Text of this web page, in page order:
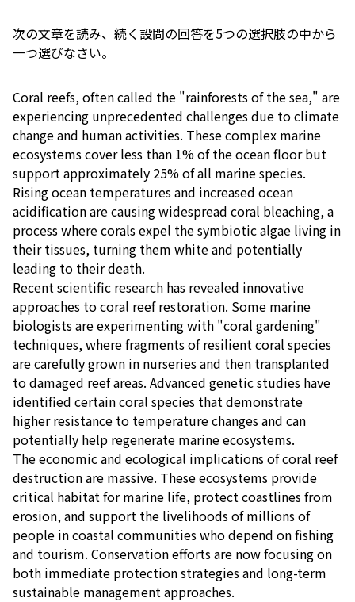
次の文章を読み、続く設問の回答を5つの選択肢の中から
一つ選びなさい。
Coral reefs, often called the "rainforests of the sea," are
experiencing unprecedented challenges due to climate
change and human activities. These complex marine
ecosystems cover less than 1% of the ocean floor but
support approximately 25% of all marine species.
Rising ocean temperatures and increased ocean
acidification are causing widespread coral bleaching, a
process where corals expel the symbiotic algae living in
their tissues, turning them white and potentially
leading to their death.
Recent scientific research has revealed innovative
approaches to coral reef restoration. Some marine
biologists are experimenting with "coral gardening"
techniques, where fragments of resilient coral species
are carefully grown in nurseries and then transplanted
to damaged reef areas. Advanced genetic studies have
identified certain coral species that demonstrate
higher resistance to temperature changes and can
potentially help regenerate marine ecosystems.
The economic and ecological implications of coral reef
destruction are massive. These ecosystems provide
critical habitat for marine life, protect coastlines from
erosion, and support the livelihoods of millions of
people in coastal communities who depend on fishing
and tourism. Conservation efforts are now focusing on
both immediate protection strategies and long-term
sustainable management approaches.